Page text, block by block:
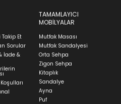
This look-up is an
might be available but
there for long.
bulunarak sürecinizi
kutusuyla ve
için, ürünün hasar
ve
bölümünü ziyaret ediniz.
Et
Sorular
İade &
TAMAMLAYICI
MOBİLYALAR
Mutfak Masası
Mutfak Sandalyesi
Orta Sehpa
Zigon Sehpa
Kitaplık
Sandalye
Ayna
Puf